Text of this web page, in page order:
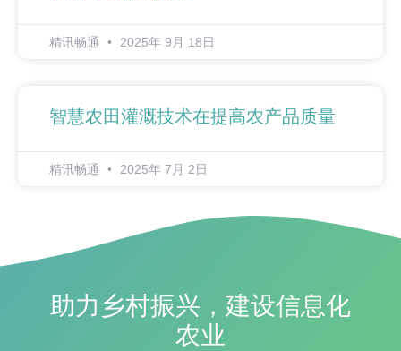
精讯畅通 2025年 9月 18日
智慧农田灌溉技术在提高农产品质量
精讯畅通 2025年 7月 2日
助力乡村振兴，建设信息化
农业